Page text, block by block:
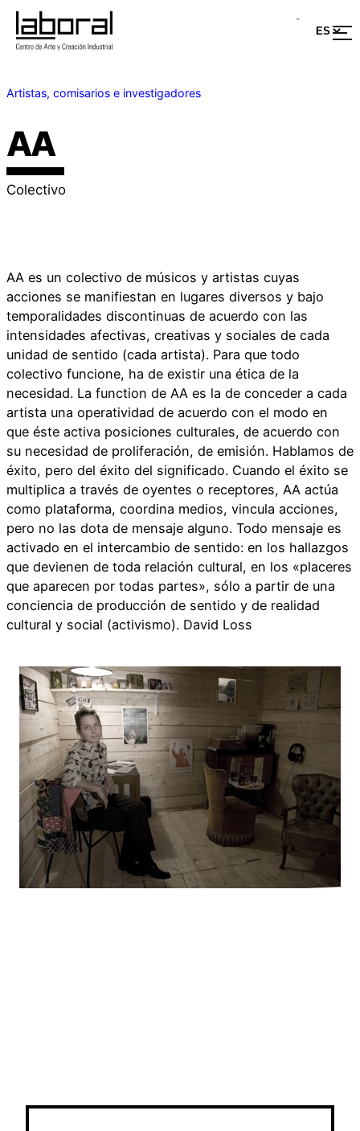
Artistas, comisarios e investigadores
AA
Colectivo
AA es un colectivo de músicos y artistas cuyas
acciones se manifiestan en lugares diversos y bajo
temporalidades discontinuas de acuerdo con las
intensidades afectivas, creativas y sociales de cada
unidad de sentido (cada artista). Para que todo
colectivo funcione, ha de existir una ética de la
necesidad. La function de AA es la de conceder a cada
artista una operatividad de acuerdo con el modo en
que éste activa posiciones culturales, de acuerdo con
su necesidad de proliferación, de emisión. Hablamos de
éxito, pero del éxito del significado. Cuando el éxito se
multiplica a través de oyentes o receptores, AA actúa
como plataforma, coordina medios, vincula acciones,
pero no las dota de mensaje alguno. Todo mensaje es
activado en el intercambio de sentido: en los hallazgos
que devienen de toda relación cultural, en los «placeres
que aparecen por todas partes», sólo a partir de una
conciencia de producción de sentido y de realidad
cultural y social (activismo). David Loss